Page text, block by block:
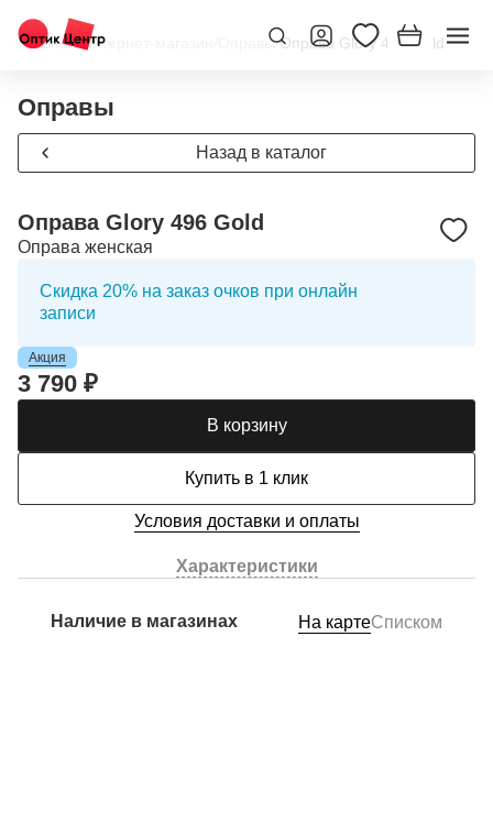
Главная/Интернет-магазин Оправы/Оправа Glory 496 Gold
Оправы
Назад в каталог
Оправа Glory 496 Gold
Оправа женская
Скидка 20% на заказ очков при онлайн
записи
Акция
3 790 ₽
В корзину
Купить в 1 клик
Условия доставки и оплаты
Характеристики
Наличие в магазинах На картеСписком